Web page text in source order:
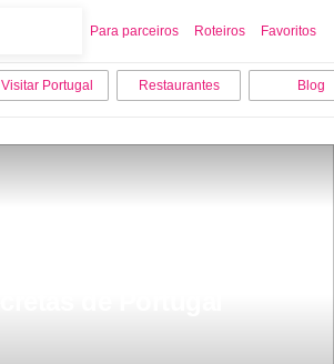
Para parceiros Roteiros Favoritos
Visitar Portugal Restaurantes Blog